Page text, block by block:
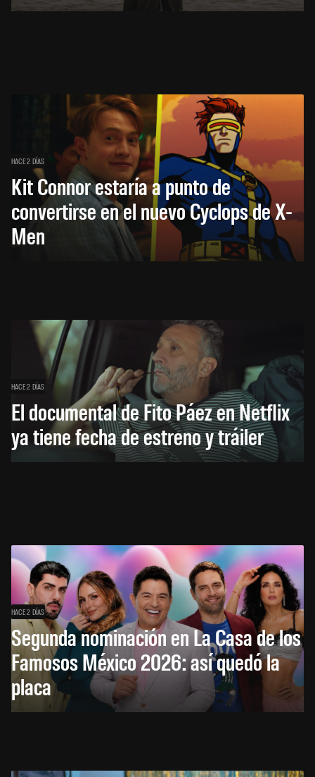
HACE 2 DÍAS
Kit Connor estaría a punto de
convertirse en el nuevo Cyclops de X-
Men
HACE 2 DÍAS
El documental de Fito Páez en Netflix
ya tiene fecha de estreno y tráiler
HACE 2 DÍAS
Segunda nominación en La Casa de los
Famosos México 2026: así quedó la
placa